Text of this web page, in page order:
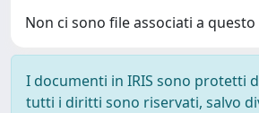
Non ci sono file associati a
I documenti in IRIS sono protetti
tutti i diritti sono riservati, salvo